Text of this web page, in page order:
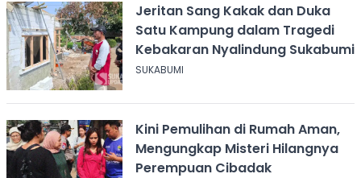
Jeritan Sang Kakak dan Duka
Satu Kampung dalam Tragedi
Kebakaran Nyalindung Sukabumi
SUKABUMI
Kini Pemulihan di Rumah Aman,
Mengungkap Misteri Hilangnya
Perempuan Cibadak